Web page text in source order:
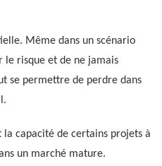
Même dans un scénario
le risque et de ne jamais
se permettre de perdre dans
capacité de certains projets à
un marché mature.